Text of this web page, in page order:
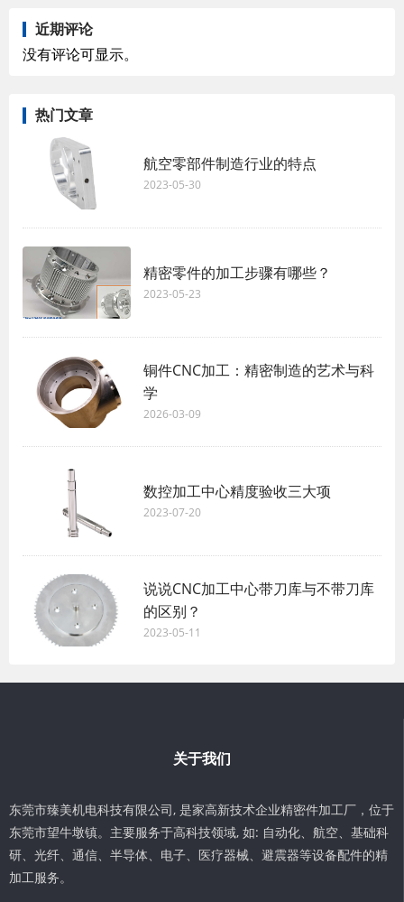
近期评论
没有评论可显示。
热门文章
航空零部件制造行业的特点
2023-05-30
精密零件的加工步骤有哪些？
2023-05-23
铜件CNC加工：精密制造的艺术与科
学
2026-03-09
数控加工中心精度验收三大项
2023-07-20
说说CNC加工中心带刀库与不带刀库
的区别？
2023-05-11
关于我们
东莞市臻美机电科技有限公司, 是家高新技术企业精密件加工厂，位于
东莞市望牛墩镇。主要服务于高科技领域, 如: 自动化、航空、基础科
研、光纤、通信、半导体、电子、医疗器械、避震器等设备配件的精
加工服务。